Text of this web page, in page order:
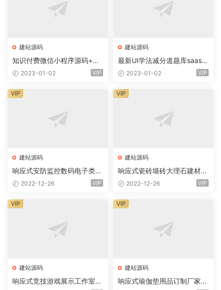
建站源码
知识付费微信小程序源码+前
端+教程
2023-01-02 VIP
建站源码
最新UI学法减分道题库saas系
统商业专业版小程序+前端
2023-01-02 VIP
建站源码
响应式安防监控数码电子类企
业网站eyoucms易优模板(pc
2022-12-26 VIP
VIP
建站源码
响应式瓷砖墙砖大理石建材类
网站eyoucms易优模板(pc+
2022-12-26 VIP
VIP
建站源码
响应式竞技游戏展示工作室网
VIP
建站源码
响应式瑜伽垫用品订制厂家网
VIP